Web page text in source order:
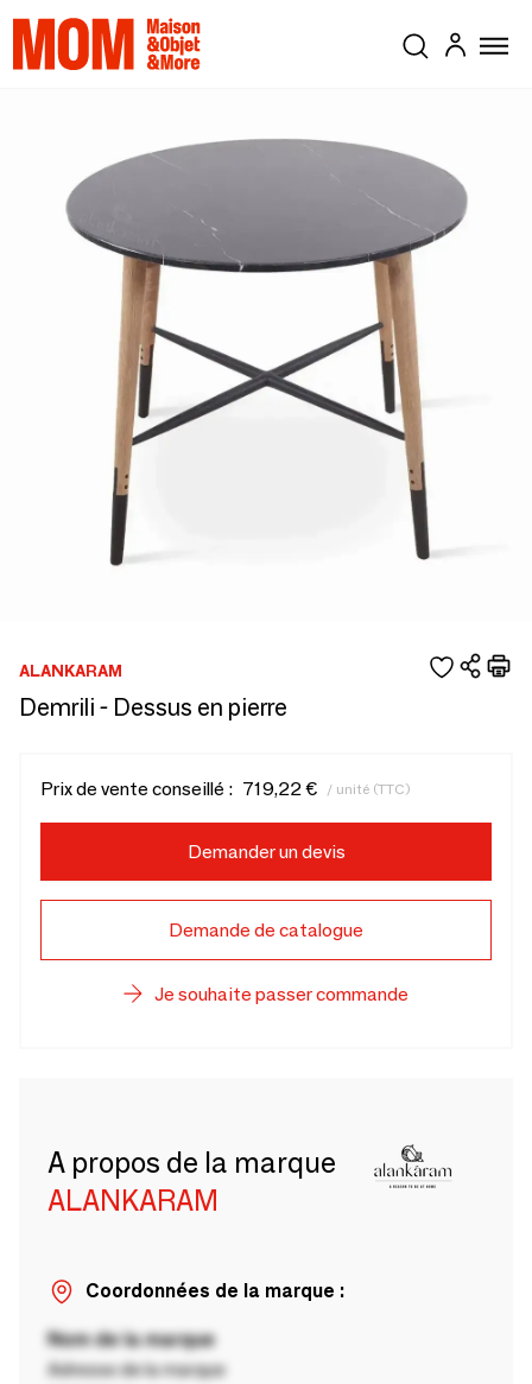
ALANKARAM
Demrili - Dessus en pierre
Prix de vente conseillé : 719,22 € / unité (TTC)
Demander un devis
Demande de catalogue
Je souhaite passer commande
A propos de la marque
ALANKARAM
Coordonnées de la marque :
Nom de la marque
Adresse de la marque